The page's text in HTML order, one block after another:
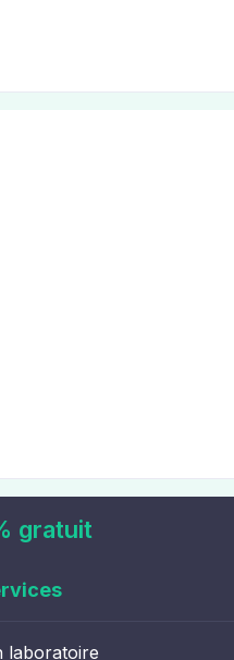
gratuit
laboratoire